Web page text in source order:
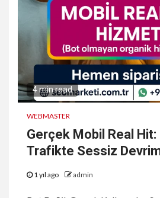
4 min read
WEBMASTER
Gerçek Mobil Real Hit:
Trafikte Sessiz Devrim
1 yıl ago admin